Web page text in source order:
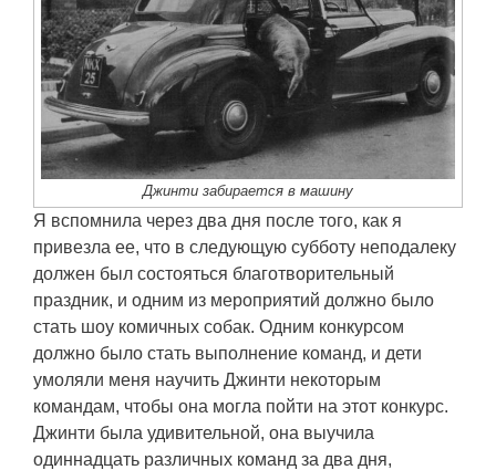
Джинти забирается в машину
Я вспомнила через два дня после того, как я
привезла ее, что в следующую субботу неподалеку
должен был состояться благотворительный
праздник, и одним из мероприятий должно было
стать шоу комичных собак. Одним конкурсом
должно было стать выполнение команд, и дети
умоляли меня научить Джинти некоторым
командам, чтобы она могла пойти на этот конкурс.
Джинти была удивительной, она выучила
одиннадцать различных команд за два дня,